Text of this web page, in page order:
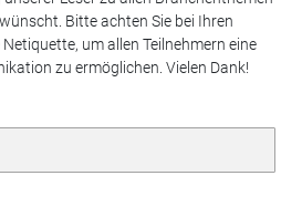
Bitte achten Sie bei Ihren
um allen Teilnehmern eine
zu ermöglichen. Vielen Dank!